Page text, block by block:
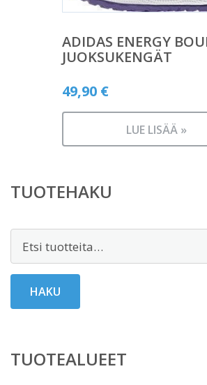
ADIDAS ENERGY
JUOKSUKENGÄT
49,90 €
LUE LISÄÄ »
TUOTEHAKU
HAKU
TUOTEALUEET